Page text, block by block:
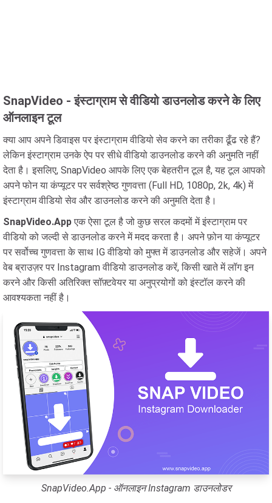
SnapVideo - इंस्टाग्राम से वीडियो डाउनलोड करने के लिए
ऑनलाइन टूल
क्या आप अपने डिवाइस पर इंस्टाग्राम वीडियो सेव करने का तरीका ढूँढ रहे हैं?
लेकिन इंस्टाग्राम उनके ऐप पर सीधे वीडियो डाउनलोड करने की अनुमति नहीं
देता है। इसलिए, SnapVideo आपके लिए एक बेहतरीन टूल है, यह टूल आपको
अपने फोन या कंप्यूटर पर सर्वश्रेष्ठ गुणवत्ता (Full HD, 1080p, 2k, 4k) में
इंस्टाग्राम वीडियो सेव और डाउनलोड करने की अनुमति देता है।
SnapVideo.App एक ऐसा टूल है जो कुछ सरल कदमों में इंस्टाग्राम पर
वीडियो को जल्दी से डाउनलोड करने में मदद करता है। अपने फ़ोन या कंप्यूटर
पर सर्वोच्च गुणवत्ता के साथ IG वीडियो को मुफ्त में डाउनलोड और सहेजें। अपने
वेब ब्राउज़र पर Instagram वीडियो डाउनलोड करें, किसी खाते में लॉग इन
करने और किसी अतिरिक्त सॉफ़्टवेयर या अनुप्रयोगों को इंस्टॉल करने की
आवश्यकता नहीं है।
SnapVideo.App - ऑनलाइन Instagram डाउनलोडर